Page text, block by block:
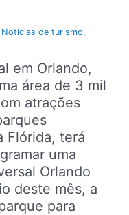
Notícias de turismo,
em Orlando,
área de 3 mil
atrações
Flórida, terá
uma
Orlando
deste mês, a
para